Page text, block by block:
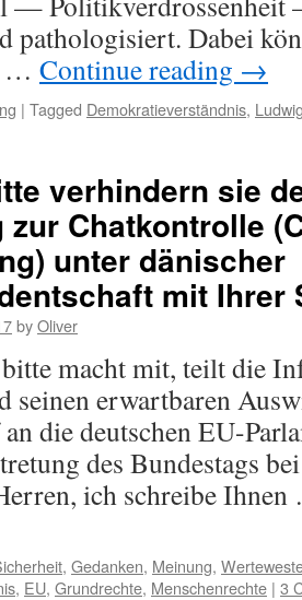
pathologisiert. Dabei
… Continue reading →
| Tagged Demokratieverständnis,
verhindern sie
Chatkontrolle
unter dänischer
mit Ihrer
byOliver
macht mit, teilt die
seinen erwartbaren
die deutschen EU-
des Bundestags
ich schreibe
, Gedanken, Meinung,
, EU, Grundrechte, Menschenrechte | 3